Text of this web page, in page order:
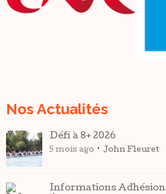
Nos Actualités
Défi à 8+ 2026
5 mois ago John Fleuret
Informations Adhésion